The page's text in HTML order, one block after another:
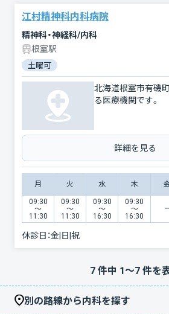
江村精神科内科病院
精神科・神経科/内科
根室駅
土曜可
北海道根室市有磯
る医療機関です。
詳細を見る
月 火 水 木
09:30
〜
11:30
09:30
〜
11:30
09:30
〜
16:30
09:30
〜
16:30
休診日：金|日|祝
7件中 1〜7件を
別の路線から内科を探す